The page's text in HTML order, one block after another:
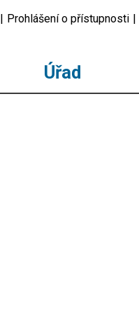
| Prohlášení o přístupnosti |
Úřad